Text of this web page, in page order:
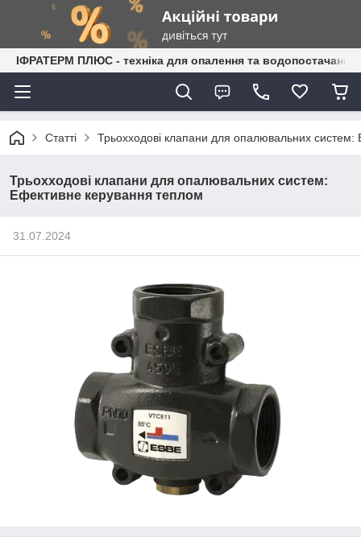
ІФРАТЕРМ ПЛЮС - техніка для опалення та водопостачання
Статті Трьохходові клапани для опалювальних
Трьохходові клапани для опалювальних систем:
Ефективне керування теплом
31.07.2024